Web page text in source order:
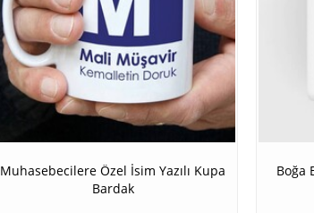
Muhasebecilere Özel İsim Yazılı Kupa
Bardak
Boğa